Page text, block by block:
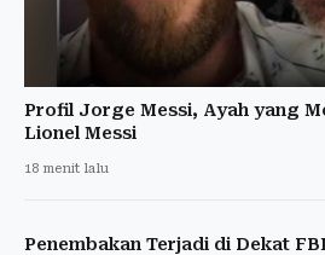
Profil Jorge Messi, Ayah yang
Lionel Messi
18 menit lalu
Penembakan Terjadi di Dekat